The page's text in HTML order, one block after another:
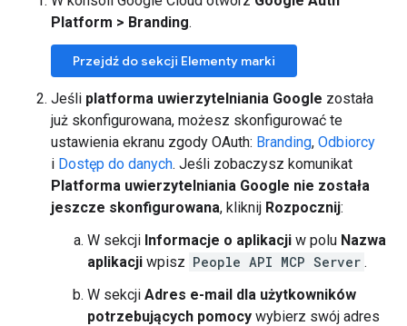
Platform > Branding.
Przejdź do sekcji Elementy marki
Jeśli platforma uwierzytelniania Google została
już skonfigurowana, możesz skonfigurować te
ustawienia ekranu zgody OAuth: Branding, Odbiorcy
i Dostęp do danych. Jeśli zobaczysz komunikat
Platforma uwierzytelniania Google nie została
jeszcze skonfigurowana, kliknij Rozpocznij:
W sekcji Informacje o aplikacji w polu Nazwa
aplikacji wpisz People API MCP Server .
W sekcji Adres e-mail dla użytkowników
potrzebujących pomocy wybierz swój adres